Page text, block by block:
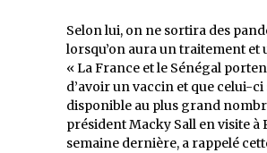
Selon lui, on ne sortira des
lorsqu’on aura un traitement et
« La France et le Sénégal
d’avoir un vaccin et que celui-ci
disponible au plus grand
président Macky Sall en visite à
semaine dernière, a rappelé